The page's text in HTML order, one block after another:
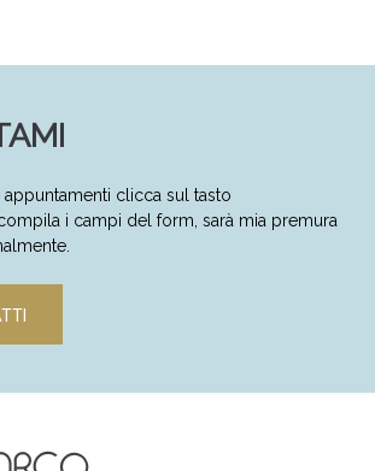
appuntamenti clicca sul tasto
compila i campi del form, sarà mia premura